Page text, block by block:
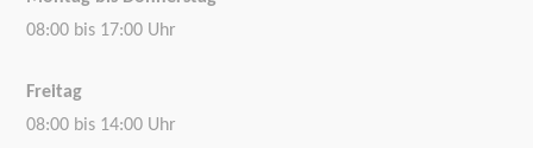
08:00 bis 17:00 Uhr
Freitag
08:00 bis 14:00 Uhr